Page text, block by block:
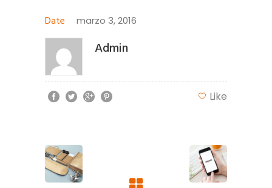
Date marzo 3, 2016
Admin
Like